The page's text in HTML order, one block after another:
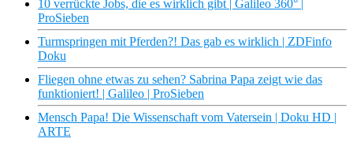
10 verrückte Jobs, die es wirklich gibt | Galileo 360° |
ProSieben
Turmspringen mit Pferden?! Das gab es wirklich | ZDFinfo
Doku
Fliegen ohne etwas zu sehen? Sabrina Papa zeigt wie das
funktioniert! | Galileo | ProSieben
Mensch Papa! Die Wissenschaft vom Vatersein | Doku HD |
ARTE